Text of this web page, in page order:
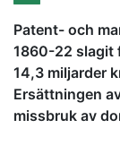
Patent- och
1860-22 slagit
14,3 miljarder
Ersättningen
missbruk av